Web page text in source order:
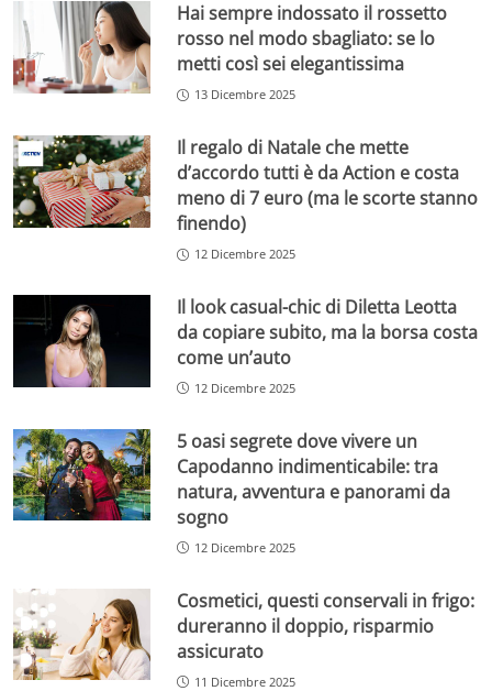
Hai sempre indossato il rossetto
rosso nel modo sbagliato: se lo
metti così sei elegantissima
13 Dicembre 2025
Il regalo di Natale che mette
d’accordo tutti è da Action e costa
meno di 7 euro (ma le scorte stanno
finendo)
12 Dicembre 2025
Il look casual-chic di Diletta Leotta
da copiare subito, ma la borsa costa
come un’auto
12 Dicembre 2025
5 oasi segrete dove vivere un
Capodanno indimenticabile: tra
natura, avventura e panorami da
sogno
12 Dicembre 2025
Cosmetici, questi conservali in frigo:
dureranno il doppio, risparmio
assicurato
11 Dicembre 2025